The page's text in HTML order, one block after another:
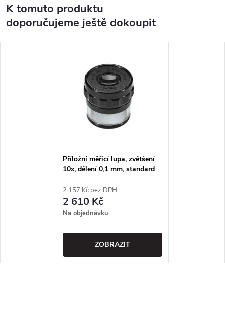
K tomuto produktu
doporučujeme ještě dokoupit
Příložní měřicí lupa, zvětšení
10x, dělení 0,1 mm, standard
OPTICS
2 157 Kč bez DPH
2 610 Kč
Na objednávku
ZOBRAZIT